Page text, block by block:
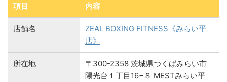
項目 内容
店舗名
ZEAL BOXING FITNESS《みらい平
店》
所在地
〒300-2358 茨城県つくばみらい市
陽光台１丁目16−８ MESTみらい平